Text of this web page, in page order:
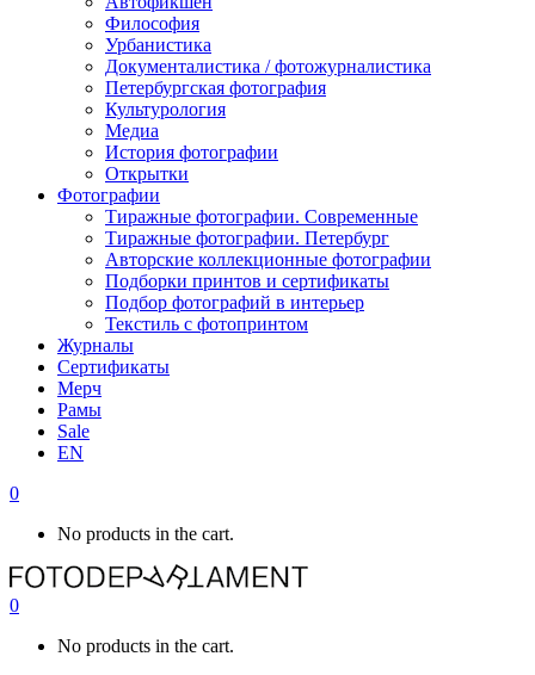
Философия
Урбанистика
Документалистика / фотожурналистика
Петербургская фотография
Культурология
Медиа
История фотографии
Открытки
Фотографии
Тиражные фотографии. Современные
Тиражные фотографии. Петербург
Авторские коллекционные фотографии
Подборки принтов и сертификаты
Подбор фотографий в интерьер
Текстиль с фотопринтом
Журналы
Сертификаты
Мерч
Рамы
Sale
EN
0
No products in the cart.
0
No products in the cart.